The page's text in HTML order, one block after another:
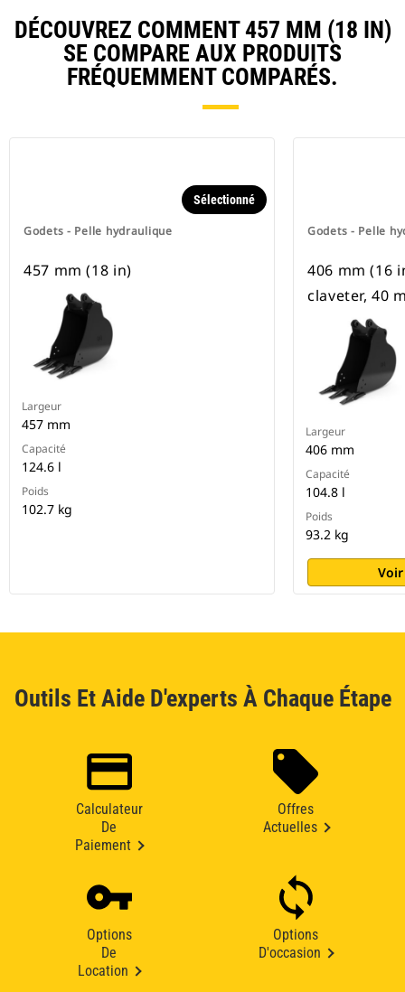
DÉCOUVREZ COMMENT 457 MM (18 IN)
SE COMPARE AUX PRODUITS
FRÉQUEMMENT COMPARÉS.
Godets - Pelle hydraulique
Sélectionné
457 mm (18 in)
Largeur
457 mm
Capacité
124.6 l
Poids
102.7 kg
Godets - Pelle
406 mm (16
claveter, 40
Largeur
406 mm
Capacité
104.8 l
Poids
93.2 kg
Outils Et Aide D'experts À Chaque Étape
Calculateur
De
Paiement
Offres
Actuelles
Options
De
Location
Options
D'occasion